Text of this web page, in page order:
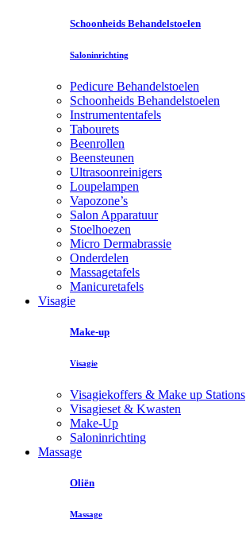
Schoonheids Behandelstoelen
Saloninrichting
Pedicure Behandelstoelen
Schoonheids Behandelstoelen
Instrumententafels
Tabourets
Beenrollen
Beensteunen
Ultrasoonreinigers
Loupelampen
Vapozone’s
Salon Apparatuur
Stoelhoezen
Micro Dermabrassie
Onderdelen
Massagetafels
Manicuretafels
Visagie
Make-up
Visagie
Visagiekoffers & Make up Stations
Visagieset & Kwasten
Make-Up
Saloninrichting
Massage
Oliën
Massage